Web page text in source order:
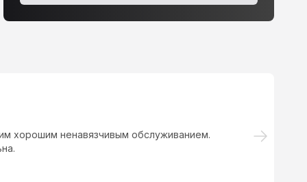
хорошим ненавязчивым обслуживанием.